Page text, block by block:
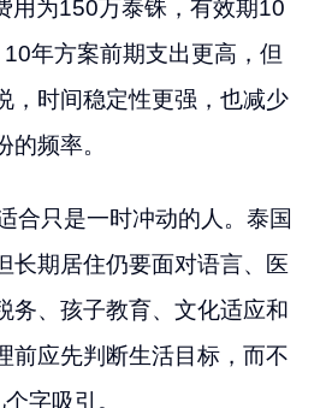
用为150万泰铢，有效期10
年方案前期支出更高，但
，时间稳定性更强，也减少
频率。
合只是一时冲动的人。泰国
长期居住仍要面对语言、医
务、孩子教育、文化适应和
前应先判断生活目标，而不
字吸引。